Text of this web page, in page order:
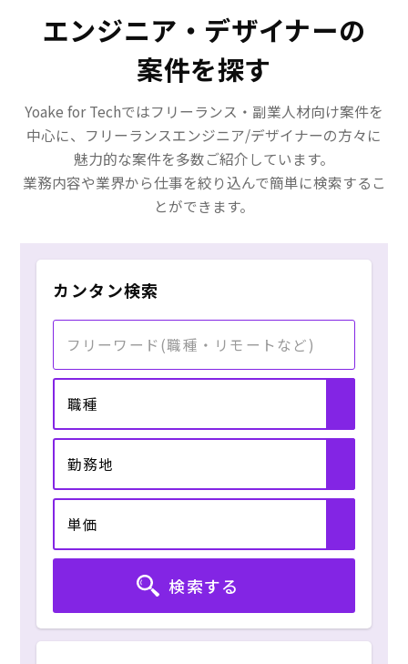
など説明いただくことができ、
必要な情報なども十分に提供さ
エンジニア・デザイナーの
案件を探す
Yoake for Techではフリーランス・副業人材向け案件を
中心に、フリーランスエンジニア/デザイナーの方々に
魅力的な案件を多数ご紹介しています。
業務内容や業界から仕事を絞り込んで簡単に検索するこ
とができます。
カンタン検索
職種
勤務地
単価